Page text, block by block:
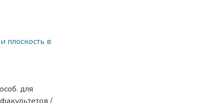
плоскость в
для